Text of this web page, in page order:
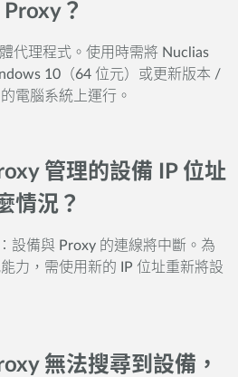
？
代理程式。使用時需將 Nuclias
10（64 位元）或更新版本 /
電腦系統上運行。
管理的設備 IP 位址
情況？
設備與 Proxy 的連線將中斷。為
力，需使用新的 IP 位址重新將設
無法搜尋到設備，